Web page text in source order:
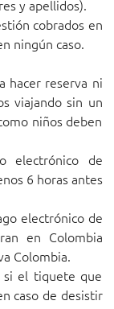
y apellidos).
cobrados en
ningún caso.
hacer reserva ni
viajando sin un
niños deben
electrónico de
6 horas antes
electrónico de
en Colombia
Colombia.
si el tiquete que
caso de desistir